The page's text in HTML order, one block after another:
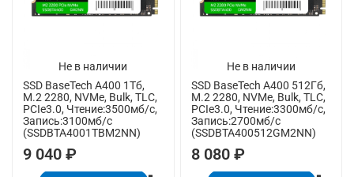
Не в наличии
SSD BaseTech A400 1Тб,
M.2 2280, NVMe, Bulk, TLC,
PCIe3.0, Чтение:3500мб/с,
Запись:3100мб/с
(SSDBTA4001TBM2NN)
9 040 ₽
Не в наличии
SSD BaseTech A400 512Гб,
M.2 2280, NVMe, Bulk, TLC,
PCIe3.0, Чтение:3300мб/с,
Запись:2700мб/с
(SSDBTA400512GM2NN)
8 080 ₽